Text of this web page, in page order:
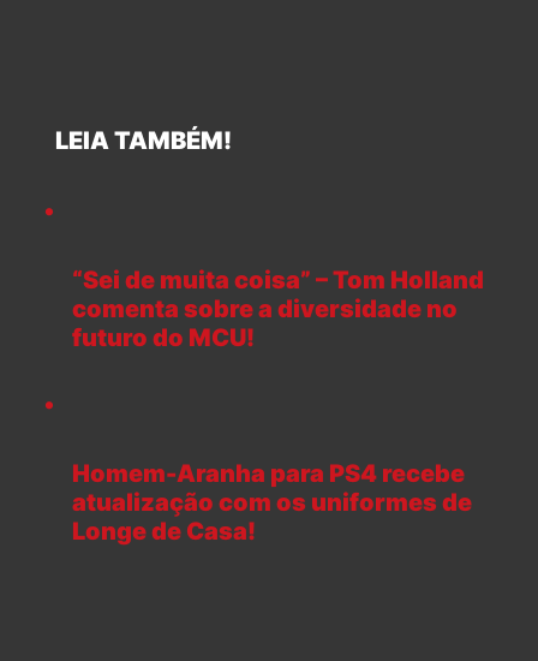
LEIA TAMBÉM!
“Sei de muita coisa” – Tom Holland
comenta sobre a diversidade no
futuro do MCU!
Homem-Aranha para PS4 recebe
atualização com os uniformes de
Longe de Casa!